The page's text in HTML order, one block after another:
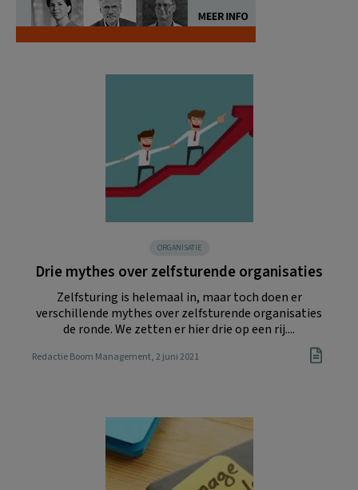
ORGANISATIE
Drie mythes over zelfsturende organisaties
Zelfsturing is helemaal in, maar toch doen er
verschillende mythes over zelfsturende organisaties
de ronde. We zetten er hier drie op een rij....
Redactie Boom Management, 2 juni 2021